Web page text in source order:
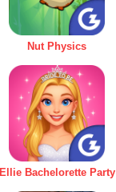
Nut Physics
Ellie Bachelorette Party